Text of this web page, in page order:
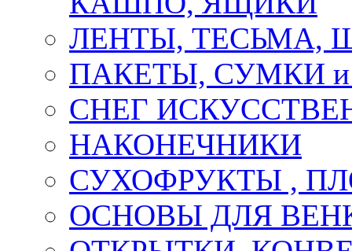
ЛЕНТЫ, ТЕСЬМА,
ПАКЕТЫ, СУМКИ
СНЕГ
НАКОНЕЧНИКИ
СУХОФРУКТЫ ,
ОСНОВЫ ДЛЯ